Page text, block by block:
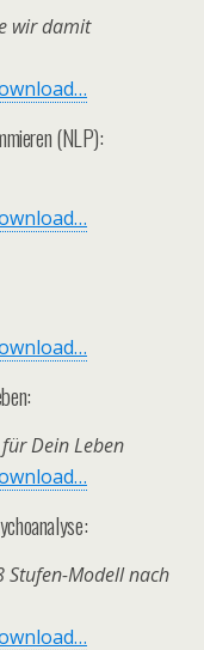
wir damit
(NLP):
Dein Leben
Stufen-Modell nach